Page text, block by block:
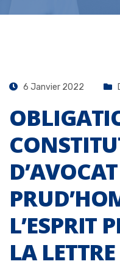
6 Janvier 2022
L’ESPRIT
LA LETTRE